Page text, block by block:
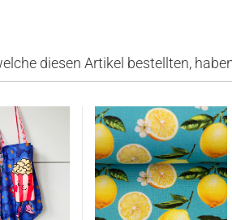
diesen Artikel bestellten,